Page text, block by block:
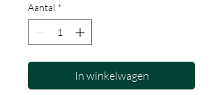
Aantal *
In winkelwagen